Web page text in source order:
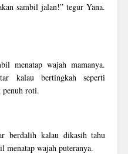
sambil jalan!” tegur Yana.
menatap wajah mamanya.
kalau bertingkah seperti
penuh roti.
berdalih kalau dikasih tahu
menatap wajah puteranya.